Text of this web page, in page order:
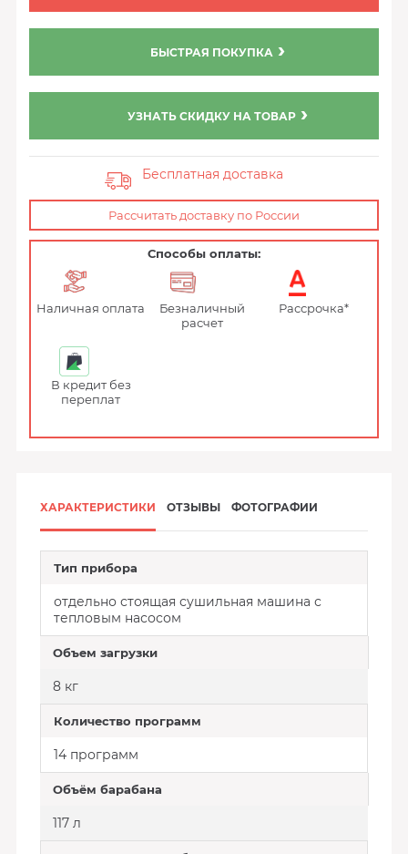
БЫСТРАЯ ПОКУПКА
УЗНАТЬ СКИДКУ НА ТОВАР
Бесплатная доставка
Рассчитать доставку по России
Способы оплаты:
Наличная оплата
Безналичный
расчет
Рассрочка*
В кредит без
переплат
ХАРАКТЕРИСТИКИ ОТЗЫВЫ ФОТОГРАФИИ
Тип прибора
отдельно стоящая сушильная машина с
тепловым насосом
Объем загрузки
8 кг
Количество программ
14 программ
Объём барабана
117 л